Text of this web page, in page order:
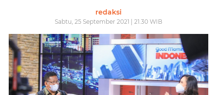
redaksi
Sabtu, 25 September 2021 | 21.30 WIB